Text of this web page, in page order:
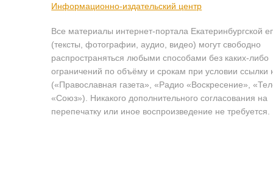
Информационно-издательский центр
Все материалы интернет-портала Екатеринбургской
(тексты, фотографии, аудио, видео) могут свободно
распространяться любыми способами без каких-либо
ограничений по объёму и срокам при условии ссылки
(«Православная газета», «Радио «Воскресение»,
«Союз»). Никакого дополнительного согласования на
перепечатку или иное воспроизведение не требуется.